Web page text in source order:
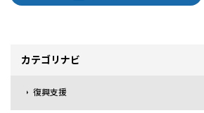
カテゴリナビ
復興支援